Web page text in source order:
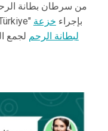
من سرطان بطانة
من المحتمل أن يقوم فريق "Healthy Türkiye" بإجراء خزعة
لبطانة الرحم لجمع